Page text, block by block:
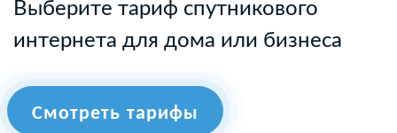
Выберите тариф спутникового
интернета для дома или бизнеса
Смотреть тарифы